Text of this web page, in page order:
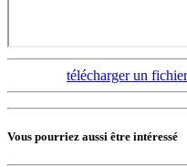
télécharger un
Vous pourriez aussi être intéressé